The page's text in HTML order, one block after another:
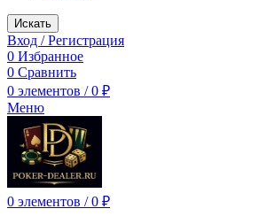
Искать
Вход / Регистрация
0 Избранное
0 Сравнить
0 элементов / 0 ₽
Меню
0 элементов / 0 ₽